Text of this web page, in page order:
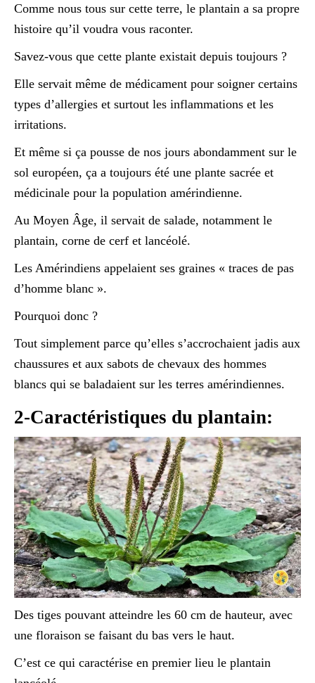
Comme nous tous sur cette terre, le plantain a sa propre
histoire qu’il voudra vous raconter.
Savez-vous que cette plante existait depuis toujours ?
Elle servait même de médicament pour soigner certains
types d’allergies et surtout les inflammations et les
irritations.
Et même si ça pousse de nos jours abondamment sur le
sol européen, ça a toujours été une plante sacrée et
médicinale pour la population amérindienne.
Au Moyen Âge, il servait de salade, notamment le
plantain, corne de cerf et lancéolé.
Les Amérindiens appelaient ses graines « traces de pas
d’homme blanc ».
Pourquoi donc ?
Tout simplement parce qu’elles s’accrochaient jadis aux
chaussures et aux sabots de chevaux des hommes
blancs qui se baladaient sur les terres amérindiennes.
2-Caractéristiques du plantain:
Des tiges pouvant atteindre les 60 cm de hauteur, avec
une floraison se faisant du bas vers le haut.
C’est ce qui caractérise en premier lieu le plantain